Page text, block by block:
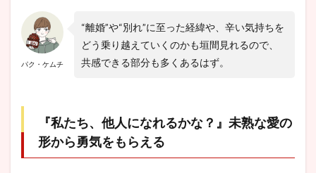
パク・ケムチ
“離婚”や“別れ”に至った経緯や、辛い気持ちを
どう乗り越えていくのかも垣間見れるので、
共感できる部分も多くあるはず。
『私たち、他人になれるかな？』未熟な愛の
形から勇気をもらえる